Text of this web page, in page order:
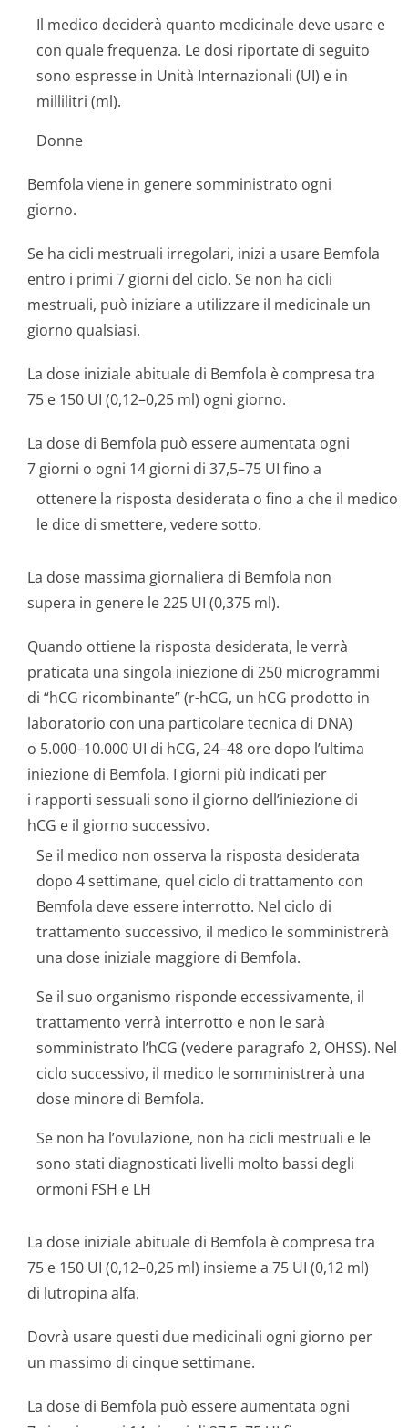
Il medico deciderà quanto medicinale deve usare e
con quale frequenza. Le dosi riportate di seguito
sono espresse in Unità Internazionali (UI) e in
millilitri (ml).
Donne
Bemfola viene in genere somministrato ogni
giorno.
Se ha cicli mestruali irregolari, inizi a usare Bemfola
entro i primi 7 giorni del ciclo. Se non ha cicli
mestruali, può iniziare a utilizzare il medicinale un
giorno qualsiasi.
La dose iniziale abituale di Bemfola è compresa tra
75 e 150 UI (0,12–0,25 ml) ogni giorno.
La dose di Bemfola può essere aumentata ogni
7 giorni o ogni 14 giorni di 37,5–75 UI fino a
ottenere la risposta desiderata o fino a che il medico
le dice di smettere, vedere sotto.
La dose massima giornaliera di Bemfola non
supera in genere le 225 UI (0,375 ml).
Quando ottiene la risposta desiderata, le verrà
praticata una singola iniezione di 250 microgrammi
di “hCG ricombinante” (r-hCG, un hCG prodotto in
laboratorio con una particolare tecnica di DNA)
o 5.000–10.000 UI di hCG, 24–48 ore dopo l’ultima
iniezione di Bemfola. I giorni più indicati per
i rapporti sessuali sono il giorno dell’iniezione di
hCG e il giorno successivo.
Se il medico non osserva la risposta desiderata
dopo 4 settimane, quel ciclo di trattamento con
Bemfola deve essere interrotto. Nel ciclo di
trattamento successivo, il medico le somministrerà
una dose iniziale maggiore di Bemfola.
Se il suo organismo risponde eccessivamente, il
trattamento verrà interrotto e non le sarà
somministrato l’hCG (vedere paragrafo 2, OHSS). Nel
ciclo successivo, il medico le somministrerà una
dose minore di Bemfola.
Se non ha l’ovulazione, non ha cicli mestruali e le
sono stati diagnosticati livelli molto bassi degli
ormoni FSH e LH
La dose iniziale abituale di Bemfola è compresa tra
75 e 150 UI (0,12–0,25 ml) insieme a 75 UI (0,12 ml)
di lutropina alfa.
Dovrà usare questi due medicinali ogni giorno per
un massimo di cinque settimane.
La dose di Bemfola può essere aumentata ogni